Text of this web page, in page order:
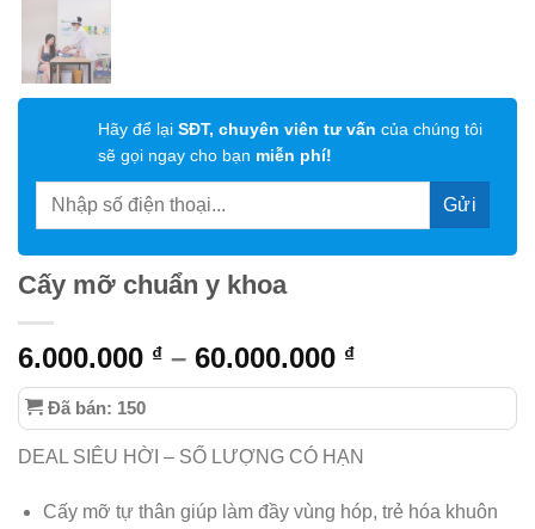
Hãy để lại SĐT, chuyên viên tư vấn của chúng tôi
sẽ gọi ngay cho bạn miễn phí!
Cấy mỡ chuẩn y khoa
6.000.000 ₫ – 60.000.000 ₫
Đã bán: 150
DEAL SIÊU HỜI – SỐ LƯỢNG CÓ HẠN
Cấy mỡ tự thân giúp làm đầy vùng hóp, trẻ hóa khuôn